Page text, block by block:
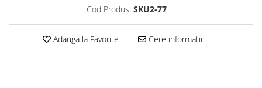
Cod Produs: SKU2-77
Adauga la Favorite Cere informatii